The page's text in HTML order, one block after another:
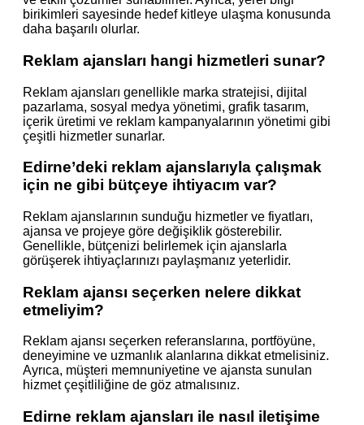
birikimleri sayesinde hedef kitleye ulaşma konusunda
daha başarılı olurlar.
Reklam ajansları hangi hizmetleri sunar?
Reklam ajansları genellikle marka stratejisi, dijital
pazarlama, sosyal medya yönetimi, grafik tasarım,
içerik üretimi ve reklam kampanyalarının yönetimi gibi
çeşitli hizmetler sunarlar.
Edirne’deki reklam ajanslarıyla çalışmak
için ne gibi bütçeye ihtiyacım var?
Reklam ajanslarının sunduğu hizmetler ve fiyatları,
ajansa ve projeye göre değişiklik gösterebilir.
Genellikle, bütçenizi belirlemek için ajanslarla
görüşerek ihtiyaçlarınızı paylaşmanız yeterlidir.
Reklam ajansı seçerken nelere dikkat
etmeliyim?
Reklam ajansı seçerken referanslarına, portföyüne,
deneyimine ve uzmanlık alanlarına dikkat etmelisiniz.
Ayrıca, müşteri memnuniyetine ve ajansta sunulan
hizmet çeşitliliğine de göz atmalısınız.
Edirne reklam ajansları ile nasıl iletişime